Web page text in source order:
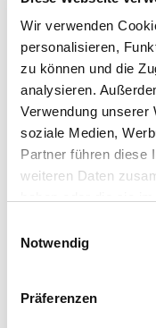
Wir verwenden
personalisieren,
zu können und die
analysieren.
Verwendung unserer
soziale Medien,
Partner führen diese
weiteren Daten
Notwendig
Präferenzen